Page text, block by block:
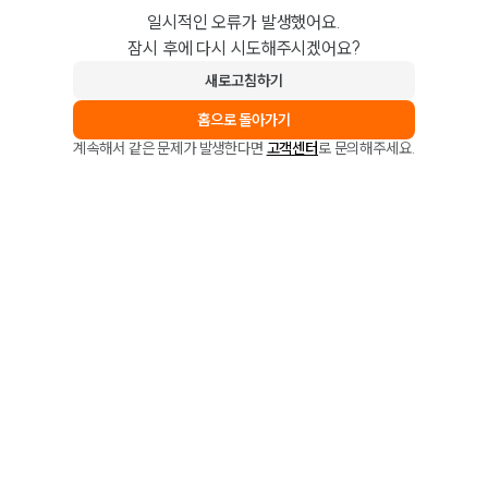
일시적인 오류가 발생했어요.
잠시 후에 다시 시도해주시겠어요?
새로고침하기
홈으로 돌아가기
계속해서 같은 문제가 발생한다면 고객센터로 문의해주세요.